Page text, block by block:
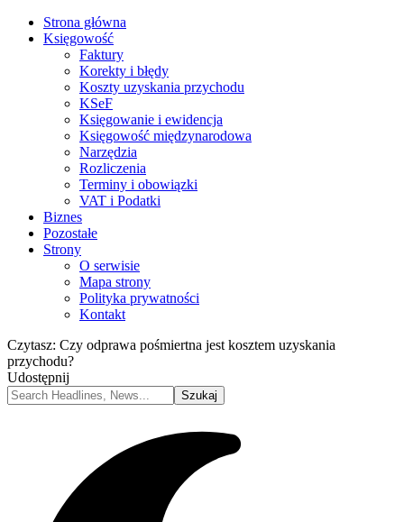
Strona główna
Księgowość
Faktury
Korekty i błędy
Koszty uzyskania przychodu
KSeF
Księgowanie i ewidencja
Księgowość międzynarodowa
Narzędzia
Rozliczenia
Terminy i obowiązki
VAT i Podatki
Biznes
Pozostałe
Strony
O serwisie
Mapa strony
Polityka prywatności
Kontakt
Czytasz: Czy odprawa pośmiertna jest kosztem uzyskania
przychodu?
Udostępnij